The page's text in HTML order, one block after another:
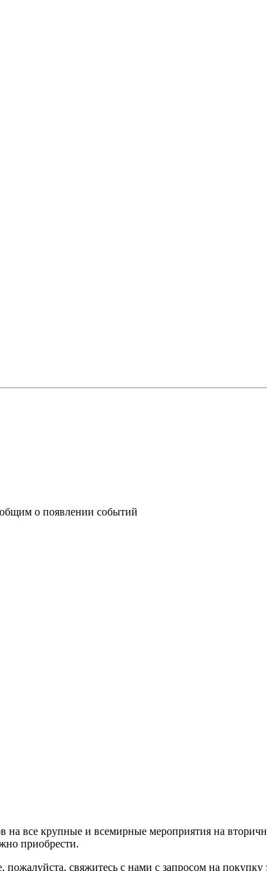
о появлении событий
на все крупные и всемирные мероприятия на
приобрести.
пожалуйста, свяжитесь с нами с запросом на